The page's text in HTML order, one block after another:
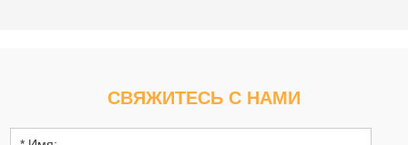
СВЯЖИТЕСЬ С НАМИ